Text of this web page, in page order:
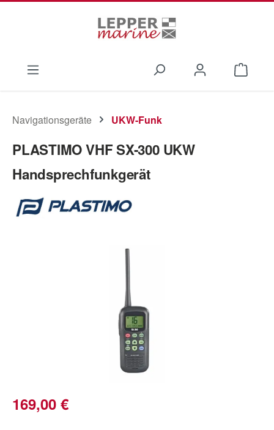
Navigationsgeräte UKW-Funk
PLASTIMO VHF SX-300 UKW
Handsprechfunkgerät
Bildergalerie überspringen
Regulärer Preis:
169,00 €